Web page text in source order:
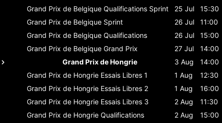
Grand Prix de Belgique Qualifications Sprint 25 Jul
15:30
Grand Prix de Belgique Sprint 26 Jul
11:00
Grand Prix de Belgique Qualifications 26 Jul
15:00
Grand Prix de Belgique Grand Prix 27 Jul
14:00
Grand Prix de Hongrie
3 Aug
14:00
Grand Prix de Hongrie Essais Libres 1 1 Aug
12:30
Grand Prix de Hongrie Essais Libres 2 1 Aug
16:00
Grand Prix de Hongrie Essais Libres 3 2 Aug
11:30
Grand Prix de Hongrie Qualifications 2 Aug
15:00